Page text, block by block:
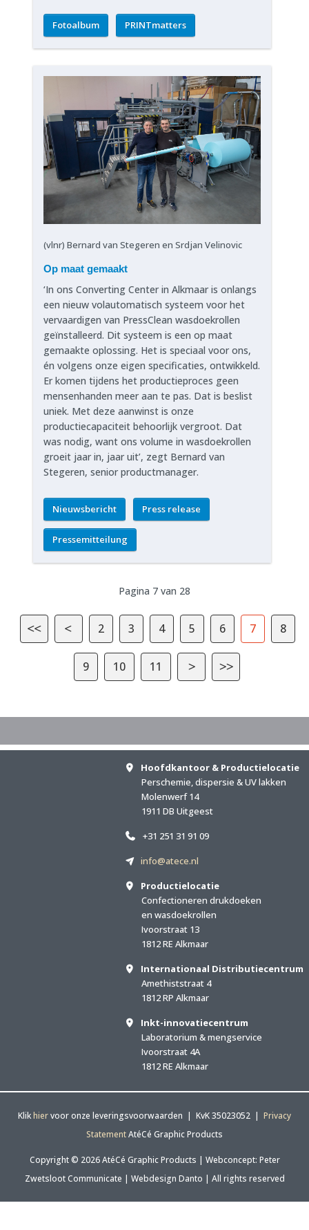
Fotoalbum PRINTmatters
(vlnr) Bernard van Stegeren en Srdjan Velinovic
Op maat gemaakt
‘In ons Converting Center in Alkmaar is onlangs
een nieuw volautomatisch systeem voor het
vervaardigen van PressClean wasdoekrollen
geïnstalleerd. Dit systeem is een op maat
gemaakte oplossing. Het is speciaal voor ons,
én volgens onze eigen specificaties, ontwikkeld.
Er komen tijdens het productieproces geen
mensenhanden meer aan te pas. Dat is beslist
uniek. Met deze aanwinst is onze
productiecapaciteit behoorlijk vergroot. Dat
was nodig, want ons volume in wasdoekrollen
groeit jaar in, jaar uit’, zegt Bernard van
Stegeren, senior productmanager.
Nieuwsbericht Press release
Pressemitteilung
Pagina 7 van 28
2 3 4 5 6 7 8
9 10 11
Hoofdkantoor & Productielocatie
Perschemie, dispersie & UV lakken
Molenwerf 14
1911 DB Uitgeest
+31 251 31 91 09
info@atece.nl
Productielocatie
Confectioneren drukdoeken
en wasdoekrollen
Ivoorstraat 13
1812 RE Alkmaar
Internationaal Distributiecentrum
Amethiststraat 4
1812 RP Alkmaar
Inkt-innovatiecentrum
Laboratorium & mengservice
Ivoorstraat 4A
1812 RE Alkmaar
Klikhiervoor onze leveringsvoorwaarden | KvK 35023052 | Privacy
StatementAtéCé Graphic Products
Copyright © 2026 AtéCé Graphic Products | Webconcept: Peter
Zwetsloot Communicate | Webdesign Danto | All rights reserved